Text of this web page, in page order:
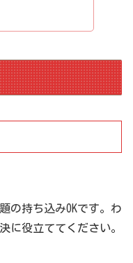
の持ち込みOKです。わ
に役立ててください。